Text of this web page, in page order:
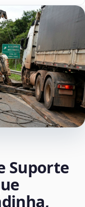
Suporte